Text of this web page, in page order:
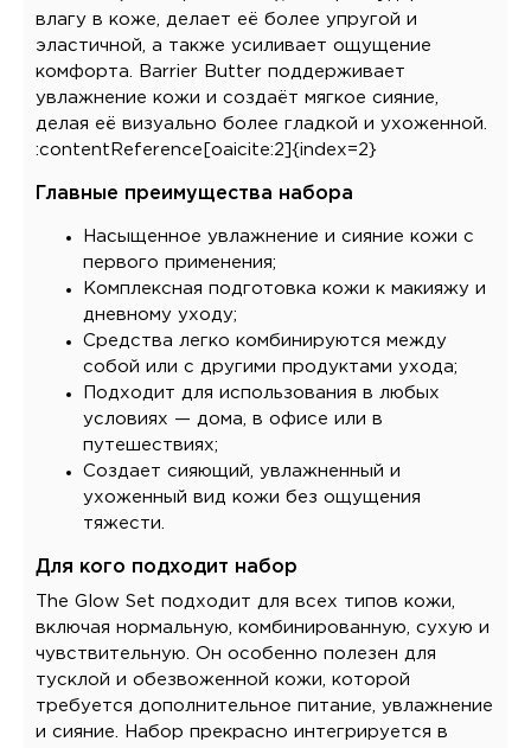
влагу в коже, делает её более упругой и
эластичной, а также усиливает ощущение
комфорта. Barrier Butter поддерживает
увлажнение кожи и создаёт мягкое сияние,
делая её визуально более гладкой и ухоженной.
:contentReference[oaicite:2]{index=2}
Главные преимущества набора
Насыщенное увлажнение и сияние кожи с
первого применения;
Комплексная подготовка кожи к макияжу и
дневному уходу;
Средства легко комбинируются между
собой или с другими продуктами ухода;
Подходит для использования в любых
условиях — дома, в офисе или в
путешествиях;
Создает сияющий, увлажненный и
ухоженный вид кожи без ощущения
тяжести.
Для кого подходит набор
The Glow Set подходит для всех типов кожи,
включая нормальную, комбинированную, сухую и
чувствительную. Он особенно полезен для
тусклой и обезвоженной кожи, которой
требуется дополнительное питание, увлажнение
и сияние. Набор прекрасно интегрируется в